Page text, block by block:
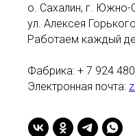
о. Сахалин, г. Южно-
ул. Алексея
Работаем каждый
Фабрика: + 7 924
Электронная почта: